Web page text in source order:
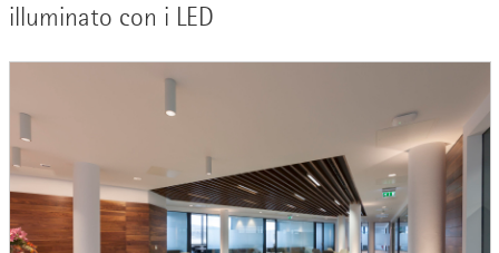
illuminato con i LED